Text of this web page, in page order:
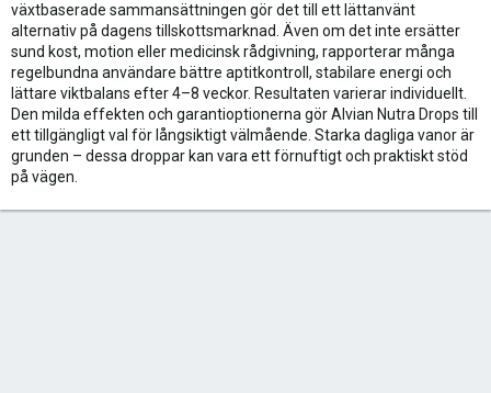
växtbaserade sammansättningen gör det till ett lättanvänt
alternativ på dagens tillskottsmarknad. Även om det inte ersätter
sund kost, motion eller medicinsk rådgivning, rapporterar många
regelbundna användare bättre aptitkontroll, stabilare energi och
lättare viktbalans efter 4–8 veckor. Resultaten varierar individuellt.
Den milda effekten och garantioptionerna gör Alvian Nutra Drops till
ett tillgängligt val för långsiktigt välmående. Starka dagliga vanor är
grunden – dessa droppar kan vara ett förnuftigt och praktiskt stöd
på vägen.